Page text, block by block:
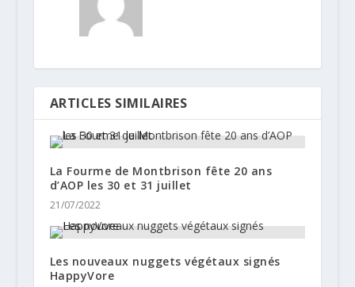
ARTICLES SIMILAIRES
La Fourme de Montbrison fête 20 ans
d’AOP les 30 et 31 juillet
21/07/2022
Les nouveaux nuggets végétaux signés
HappyVore